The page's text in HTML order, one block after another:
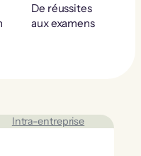
De réussites
aux examens
Intra-entreprise